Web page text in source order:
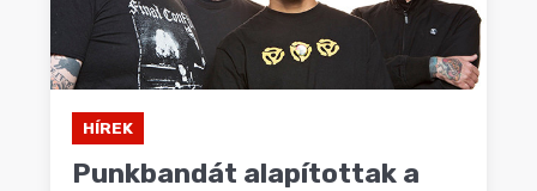
MÁSVILÁG
BLOGHÍREK
Punkbandát alapítottak a